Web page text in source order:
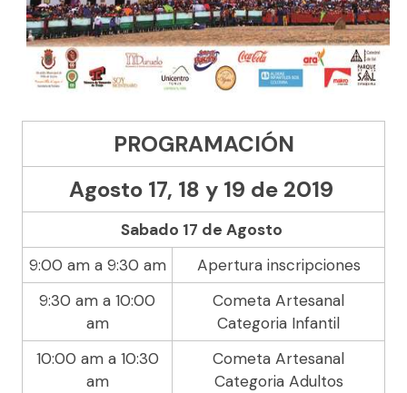
PROGRAMACIÓN
Agosto 17, 18 y 19 de 2019
Sabado 17 de Agosto
9:00 am a 9:30 am
Apertura inscripciones
9:30 am a 10:00
am
Cometa Artesanal
Categoria Infantil
10:00 am a 10:30
am
Cometa Artesanal
Categoria Adultos